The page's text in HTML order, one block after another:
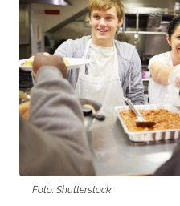
Foto: Shutterstock